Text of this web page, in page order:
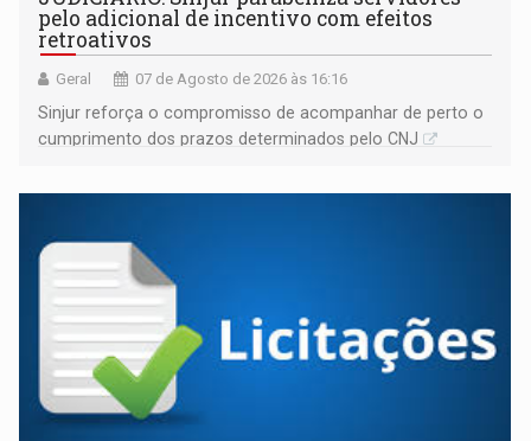
pelo adicional de incentivo com efeitos
retroativos
Geral 07 de Agosto de 2026 às 16:16
Sinjur reforça o compromisso de acompanhar de perto o
cumprimento dos prazos determinados pelo CNJ